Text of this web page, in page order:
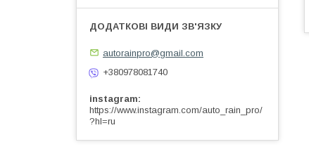
autorainpro@gmail.com
+380978081740
instagram
https://www.instagram.com/auto_rain_pro/
?hl=ru